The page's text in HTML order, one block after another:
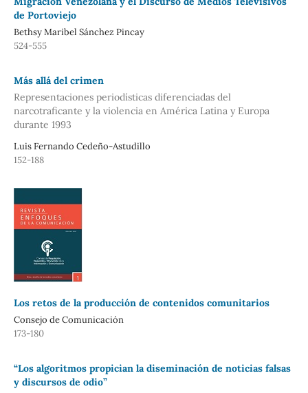
de Portoviejo
Bethsy Maribel Sánchez Pincay
524-555
Más allá del crimen
Representaciones periodísticas diferenciadas del
narcotraficante y la violencia en América Latina y Europa
durante 1993
Luis Fernando Cedeño-Astudillo
152-188
Los retos de la producción de contenidos comunitarios
Consejo de Comunicación
173-180
“Los algoritmos propician la diseminación de noticias falsas
y discursos de odio”